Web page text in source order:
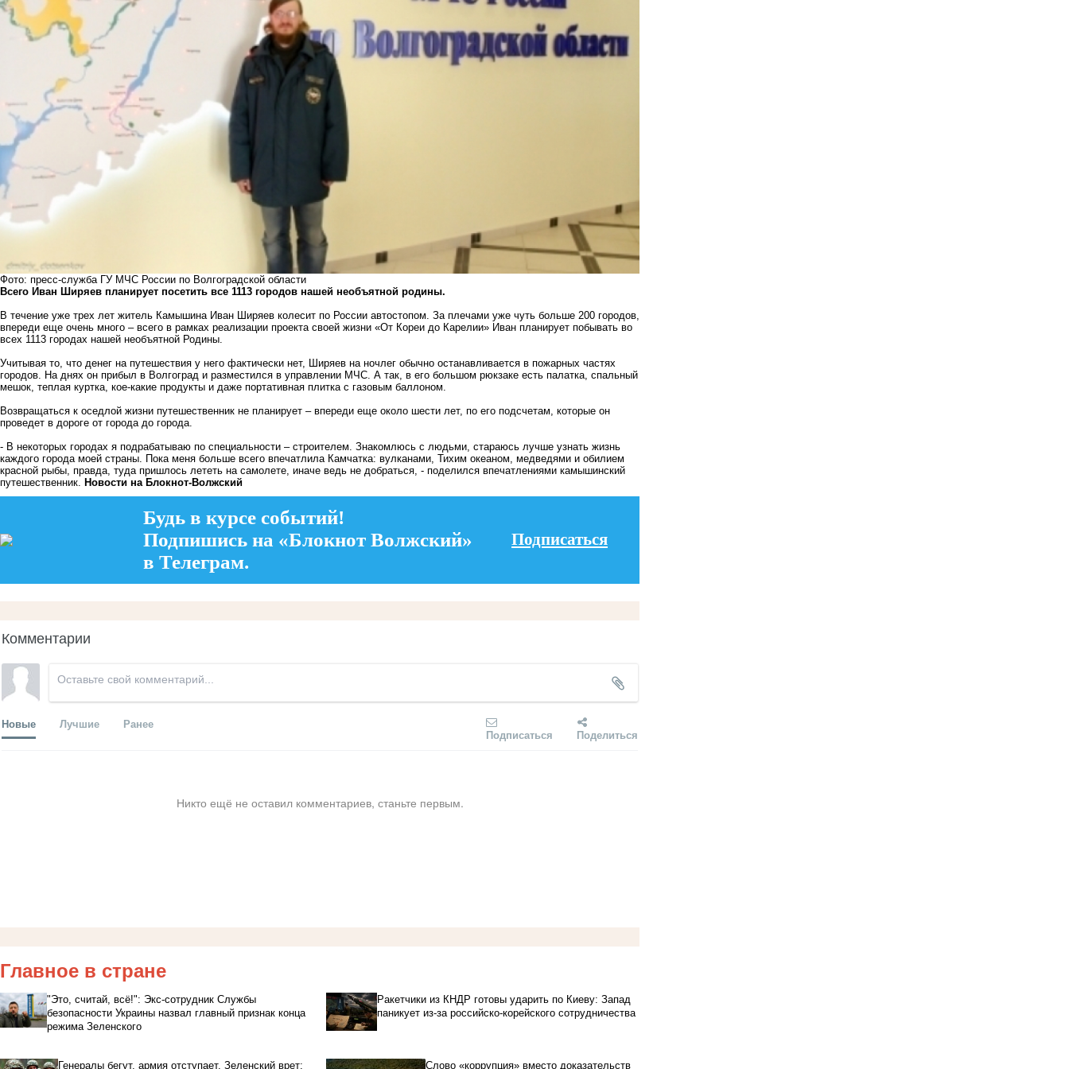
Фото: пресс-служба ГУ МЧС России по Волгоградской области
Всего Иван Ширяев планирует посетить все 1113 городов нашей необъятной родины.
В течение уже трех лет житель Камышина Иван Ширяев колесит по России автостопом. За плечами уже чуть больше 200 городов,
впереди еще очень много – всего в рамках реализации проекта своей жизни «От Кореи до Карелии» Иван планирует побывать во
всех 1113 городах нашей необъятной Родины.
Учитывая то, что денег на путешествия у него фактически нет, Ширяев на ночлег обычно останавливается в пожарных частях
городов. На днях он прибыл в Волгоград и разместился в управлении МЧС. А так, в его большом рюкзаке есть палатка, спальный
мешок, теплая куртка, кое-какие продукты и даже портативная плитка с газовым баллоном.
Возвращаться к оседлой жизни путешественник не планирует – впереди еще около шести лет, по его подсчетам, которые он
проведет в дороге от города до города.
- В некоторых городах я подрабатываю по специальности – строителем. Знакомлюсь с людьми, стараюсь лучше узнать жизнь
каждого города моей страны. Пока меня больше всего впечатлила Камчатка: вулканами, Тихим океаном, медведями и обилием
красной рыбы, правда, туда пришлось лететь на самолете, иначе ведь не добраться, - поделился впечатлениями камышинский
путешественник. Новости на Блoкнoт-Волжский
Будь в курсе событий!
Подпишись на «Блокнот Волжский»
в Телеграм.
Подписаться
Комментарии
Новые Лучшие Ранее
Подписаться Поделиться
Никто ещё не оставил комментариев, станьте первым.
Главное в стране
"Это, считай, всё!": Экс-сотрудник Службы
безопасности Украины назвал главный признак конца
режима Зеленского
Ракетчики из КНДР готовы ударить по Киеву: Запад
паникует из-за российско-корейского сотрудничества
Генералы бегут, армия отступает, Зеленский врет: Слово «коррупция» вместо доказательств